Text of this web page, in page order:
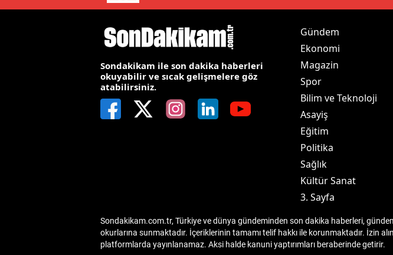
Gümüşhane
Hatay
Isparta
Sondakikam ile son dakika haberleri
okuyabilir ve sıcak gelişmelere göz
atabilirsiniz.
Gündem
Ekonomi
Magazin
Spor
Bilim ve Teknoloji
Asayiş
Eğitim
Politika
Sağlık
Kültür Sanat
3. Sayfa
Sondakikam.com.tr, Türkiye ve dünya gündeminden son dakika haberleri,
okurlarına sunmaktadır. İçeriklerinin tamamı telif hakkı ile korunmaktadır. İzin
platformlarda yayınlanamaz. Aksi halde kanuni yaptırımları beraberinde getirir.